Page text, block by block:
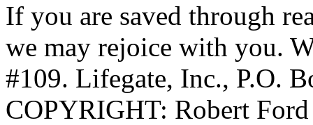
If you are saved through
we may rejoice with you.
#109. Lifegate, Inc., P.O.
COPYRIGHT: Robert